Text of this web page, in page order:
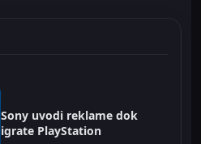
Sony uvodi reklame dok
igrate PlayStation